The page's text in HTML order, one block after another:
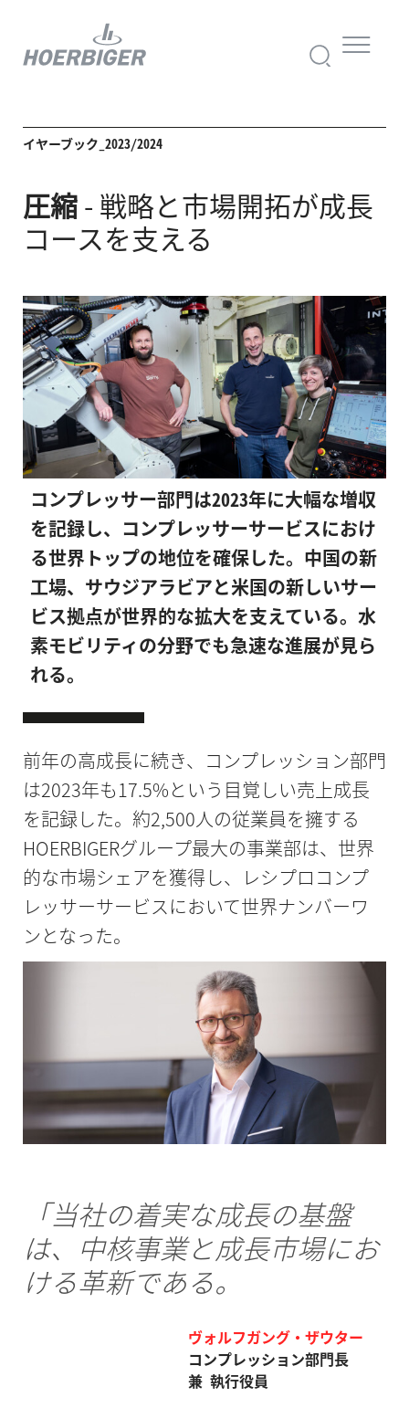
イヤーブック_2023/2024
圧縮- 戦略と市場開拓が成長
コースを支える
コンプレッサー部門は2023年に大幅な増収
を記録し、コンプレッサーサービスにおけ
る世界トップの地位を確保した。中国の新
工場、サウジアラビアと米国の新しいサー
ビス拠点が世界的な拡大を支えている。水
素モビリティの分野でも急速な進展が見ら
れる。
前年の高成長に続き、コンプレッション部門
は2023年も17.5%という目覚しい売上成長
を記録した。約2,500人の従業員を擁する
HOERBIGERグループ最大の事業部は、世界
的な市場シェアを獲得し、レシプロコンプ
レッサーサービスにおいて世界ナンバーワ
ンとなった。
「当社の着実な成長の基盤
は、中核事業と成長市場にお
ける革新である。
ヴォルフガング・ザウター
コンプレッション部門長
兼 執行役員